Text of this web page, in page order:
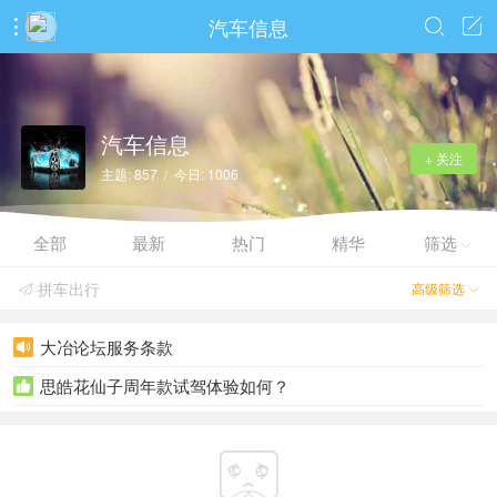
 汽车信息 

+ 关注
汽车信息
主题: 857 / 今日: 1006
全部 最新 热门 精华 筛选 
高级筛选 
 拼车出行
 大冶论坛服务条款
 思皓花仙子周年款试驾体验如何？
